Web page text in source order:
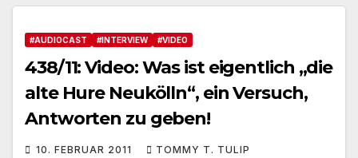
#AUDIOCAST #INTERVIEW #VIDEO
438/11: Video: Was ist eigentlich „die
alte Hure Neukölln“, ein Versuch,
Antworten zu geben!
10. FEBRUAR 2011 TOMMY T. TULIP